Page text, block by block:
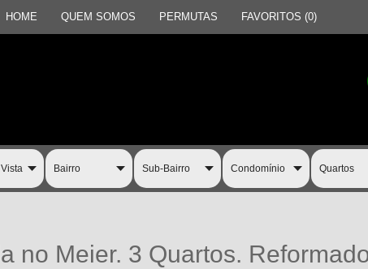
HOME QUEM SOMOS PERMUTAS FAVORITOS (0)
no Meier. 3 Quartos.